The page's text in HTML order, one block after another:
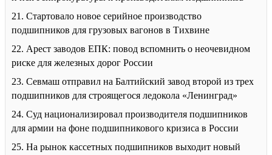
21. Стартовало новое серийное производство
подшипников для грузовых вагонов в Тихвине
22. Арест заводов ЕПК: повод вспомнить о неочевидном
риске для железных дорог России
23. Севмаш отправил на Балтийский завод второй из трех
подшипников для строящегося ледокола «Ленинград»
24. Суд национализировал производителя подшипников
для армии на фоне подшипникового кризиса в России
25. На рынок кассетных подшипников выходит новый